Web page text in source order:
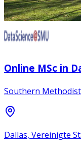
Online MSc in
Southern
Dallas, Vereinigte